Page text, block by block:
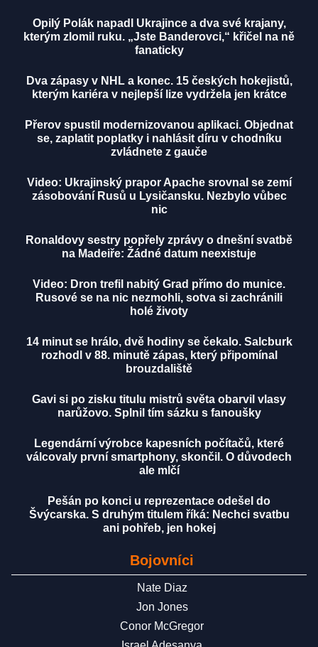
Opilý Polák napadl Ukrajince a dva své krajany,
kterým zlomil ruku. „Jste Banderovci,“ křičel na ně
fanaticky
Dva zápasy v NHL a konec. 15 českých hokejistů,
kterým kariéra v nejlepší lize vydržela jen krátce
Přerov spustil modernizovanou aplikaci. Objednat
se, zaplatit poplatky i nahlásit díru v chodníku
zvládnete z gauče
Video: Ukrajinský prapor Apache srovnal se zemí
zásobování Rusů u Lysičansku. Nezbylo vůbec
nic
Ronaldovy sestry popřely zprávy o dnešní svatbě
na Madeiře: Žádné datum neexistuje
Video: Dron trefil nabitý Grad přímo do munice.
Rusové se na nic nezmohli, sotva si zachránili
holé životy
14 minut se hrálo, dvě hodiny se čekalo. Salcburk
rozhodl v 88. minutě zápas, který připomínal
brouzdaliště
Gavi si po zisku titulu mistrů světa obarvil vlasy
narůžovo. Splnil tím sázku s fanoušky
Legendární výrobce kapesních počítačů, které
válcovaly první smartphony, skončil. O důvodech
ale mlčí
Pešán po konci u reprezentace odešel do
Švýcarska. S druhým titulem říká: Nechci svatbu
ani pohřeb, jen hokej
Bojovníci
Nate Diaz
Jon Jones
Conor McGregor